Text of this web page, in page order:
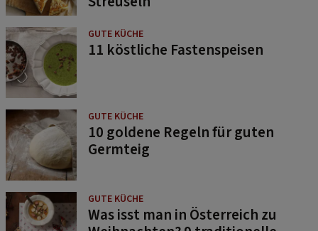
GUTE KÜCHE
11 köstliche Fastenspeisen
GUTE KÜCHE
10 goldene Regeln für guten
Germteig
GUTE KÜCHE
Was isst man in Österreich zu